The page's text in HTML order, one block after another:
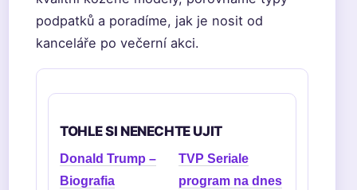
podpatků a poradíme, jak je nosit od
kanceláře po večerní akci.
TOHLE SI NENECHTE UJIT
Donald Trump –
Biografia
TVP Seriale
program na dnes